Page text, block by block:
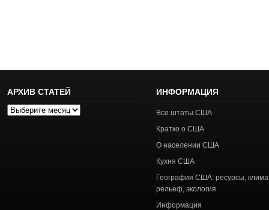
АРХИВ СТАТЕЙ
Архив
ИНФОРМАЦИЯ
Все штаты США
Кратко о США
О населении США
Кухня США
География США: ресурсы,
рельеф, экология
Информация